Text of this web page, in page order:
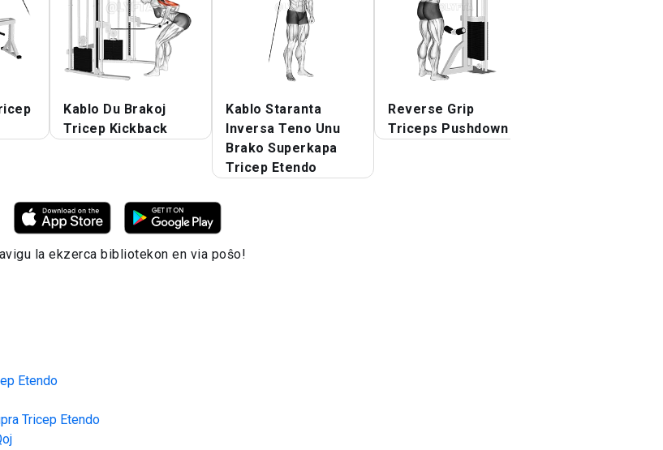
Kablo Du Brakoj
Tricep Kickback
Kablo Staranta
Inversa Teno Unu
Brako Superkapa
Tricep Etendo
Reverse Grip
Triceps Pushdown
la ekzerca bibliotekon en via poŝo!
Etendo
Tricep Etendo